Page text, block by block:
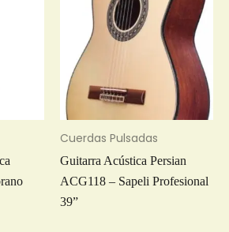
Cuerdas Pulsadas
Guitarra Acústica Persian
ACG118 – Sapeli Profesional
39”